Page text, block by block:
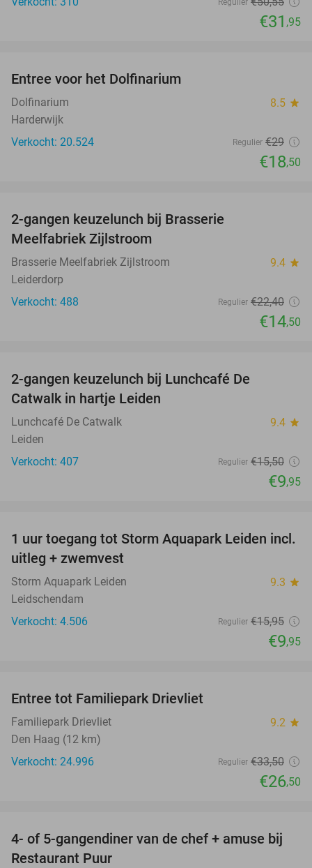
Regulier
€31 ,95
Entree voor het Dolfinarium
Dolfinarium 8.5 star
Harderwijk
Verkocht: 20.524
Regulier €29
€18,50
2-gangen keuzelunch bij Brasserie
Meelfabriek Zijlstroom
Brasserie Meelfabriek Zijlstroom 9.4 star
Leiderdorp
Verkocht: 488
Regulier €22,40
€14,50
2-gangen keuzelunch bij Lunchcafé De
Catwalk in hartje Leiden
Lunchcafé De Catwalk 9.4 star
Leiden
Verkocht: 407
Regulier €15,50
€9,95
38%
1 uur toegang tot Storm Aquapark Leiden incl.
uitleg + zwemvest
Storm Aquapark Leiden 9.3 star
Leidschendam
Verkocht: 4.506
Regulier €15,95
€9,95
Entree tot Familiepark Drievliet
Familiepark Drievliet 9.2 star
Den Haag (12 km)
Verkocht: 24.996
Regulier €33,50
€26,50
40%
4- of 5-gangendiner van de chef + amuse bij
Restaurant Puur